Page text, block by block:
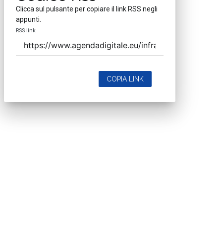
Clicca sul pulsante per copiare il link RSS negli
appunti.
RSS link
COPIA LINK